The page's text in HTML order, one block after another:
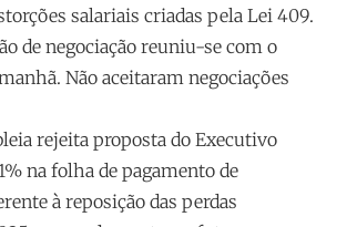
salariais criadas pela Lei 409.
de negociação reuniu-se com o
Não aceitaram negociações
rejeita proposta do Executivo
na folha de pagamento de
à reposição das perdas